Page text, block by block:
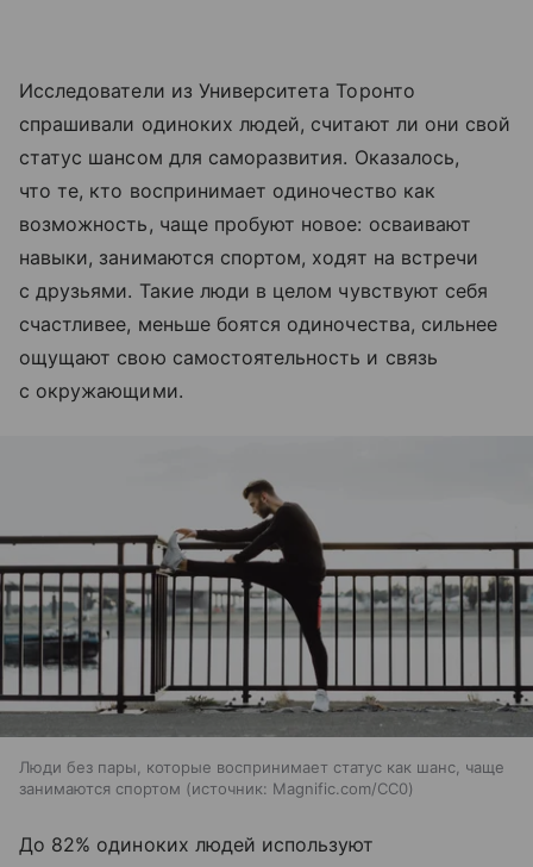
Исследователи из Университета Торонто
спрашивали одиноких людей, считают ли они свой
статус шансом для саморазвития. Оказалось,
что те, кто воспринимает одиночество как
возможность, чаще пробуют новое: осваивают
навыки, занимаются спортом, ходят на встречи
с друзьями. Такие люди в целом чувствуют себя
счастливее, меньше боятся одиночества, сильнее
ощущают свою самостоятельность и связь
с окружающими.
Люди без пары, которые воспринимает статус как шанс, чаще
занимаются спортом
источник: Magnific.com/CC0
До 82% одиноких людей используют